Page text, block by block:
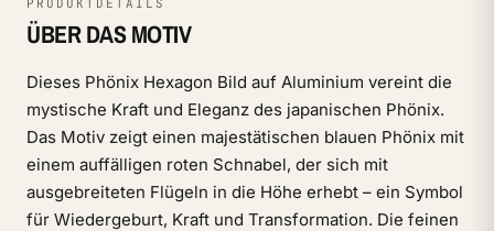
PRODUKTDETAILS
ÜBER DAS MOTIV
Dieses Phönix Hexagon Bild auf Aluminium vereint die
mystische Kraft und Eleganz des japanischen Phönix.
Das Motiv zeigt einen majestätischen blauen Phönix mit
einem auffälligen roten Schnabel, der sich mit
ausgebreiteten Flügeln in die Höhe erhebt – ein Symbol
für Wiedergeburt, Kraft und Transformation. Die feinen